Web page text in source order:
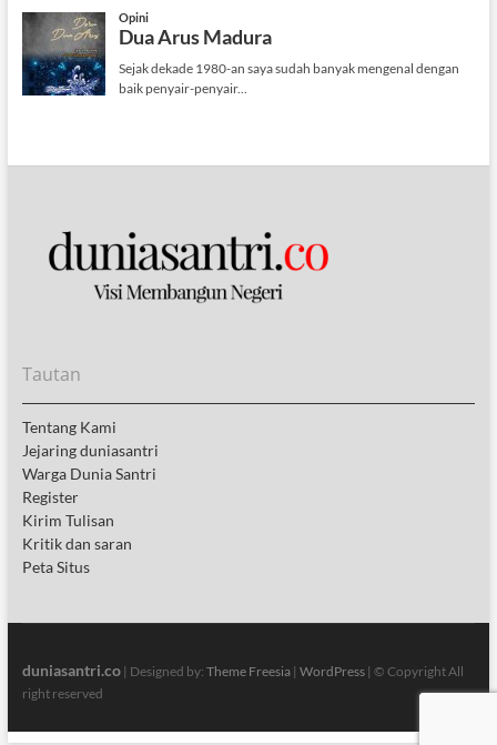
Tautan
Tentang Kami
Jejaring duniasantri
Warga Dunia Santri
Register
Kirim Tulisan
Kritik dan saran
Peta Situs
duniasantri.co| Designed by: Theme Freesia| WordPress| © Copyright All
right reserved